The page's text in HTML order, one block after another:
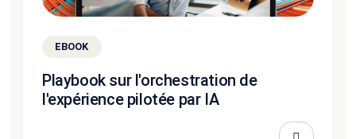
EBOOK
Playbook sur l'orchestration de
l'expérience pilotée par IA